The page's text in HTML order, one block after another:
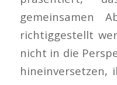
gemeinsamen
richtiggestellt
nicht in die